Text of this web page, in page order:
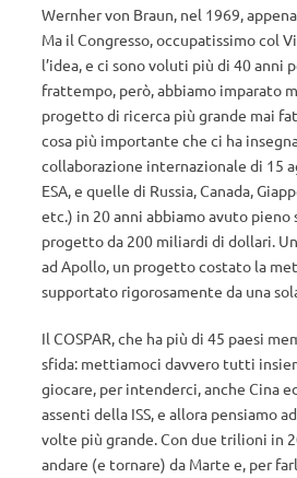
Wernher von Braun, nel 1969,
Ma il Congresso, occupatissimo col
l’idea, e ci sono voluti più di 40 anni
frattempo, però, abbiamo imparato
progetto di ricerca più grande mai
cosa più importante che ci ha
collaborazione internazionale di 15
ESA, e quelle di Russia, Canada,
etc.) in 20 anni abbiamo avuto pieno
progetto da 200 miliardi di dollari.
ad Apollo, un progetto costato la
supportato rigorosamente da una
Il COSPAR, che ha più di 45 paesi
sfida: mettiamoci davvero tutti
giocare, per intenderci, anche Cina
assenti della ISS, e allora pensiamo
volte più grande. Con due trilioni in
andare (e tornare) da Marte e, per